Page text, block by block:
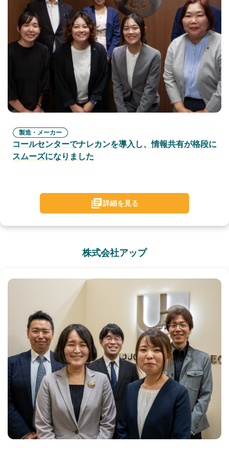
製造・メーカー
コールセンターでナレカンを導入し、情報共有が格段に
スムーズになりました
詳細を見る
株式会社アップ